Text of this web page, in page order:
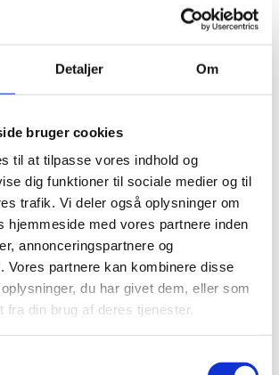
Detaljer Om
bruger cookies
til at tilpasse vores indhold og
dig funktioner til sociale medier og til
trafik. Vi deler også oplysninger om
hjemmeside med vores partnere inden
annonceringspartnere og
Vores partnere kan kombinere disse
du har givet dem, eller som
fra din brug af deres tjenester.
partikler og ophobet snavs fjernes
i aggregatet kontrolleres også. Det
være varmeveksler, ventilatorhjul,
påvirke luftmængder, støj,
varmegenvinding. Filtre kontrolleres og
og der kan rådgives om filtertype,
der er pollenallergi i familien, eller hvis
på trafikerede veje som Randersvej,
eller indfaldsveje omkring Aarhus.
kontrol af luftmængderne. Når snavs
ændre sig, og hvis ventiler
justeret uden måling, kan balancen